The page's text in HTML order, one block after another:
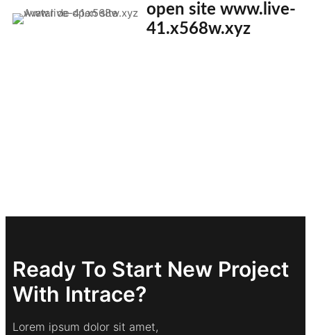
open site www.live-
41.x568w.xyz
Ready To Start New Project
With Intrace?
Lorem ipsum dolor sit amet,